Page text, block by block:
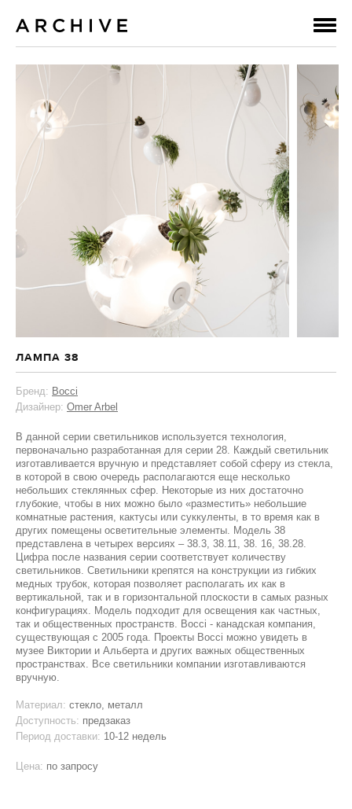
ЛАМПА 38
Бренд: Bocci
Дизайнер: Omer Arbel
В данной серии светильников используется технология,
первоначально разработанная для серии 28. Каждый светильник
изготавливается вручную и представляет собой сферу из стекла,
в которой в свою очередь располагаются еще несколько
небольших стеклянных сфер. Некоторые из них достаточно
глубокие, чтобы в них можно было «разместить» небольшие
комнатные растения, кактусы или суккуленты, в то время как в
других помещены осветительные элементы. Модель 38
представлена в четырех версиях – 38.3, 38.11, 38. 16, 38.28.
Цифра после названия серии соответствует количеству
светильников. Светильники крепятся на конструкции из гибких
медных трубок, которая позволяет располагать их как в
вертикальной, так и в горизонтальной плоскости в самых разных
конфигурациях. Модель подходит для освещения как частных,
так и общественных пространств. Bocci - канадская компания,
существующая с 2005 года. Проекты Bocci можно увидеть в
музее Виктории и Альберта и других важных общественных
пространствах. Все светильники компании изготавливаются
вручную.
Материал: стекло, металл
Доступность: предзаказ
Период доставки: 10-12 недель
Цена: по запросу